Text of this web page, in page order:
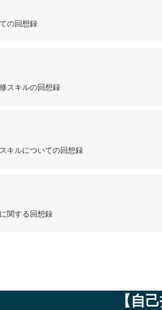
の回想録
スキルの回想録
キルについての回想録
関する回想録
【自